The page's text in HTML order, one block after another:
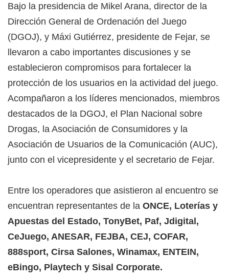
Bajo la presidencia de Mikel Arana, director de la
Dirección General de Ordenación del Juego
(DGOJ), y Máxi Gutiérrez, presidente de Fejar, se
llevaron a cabo importantes discusiones y se
establecieron compromisos para fortalecer la
protección de los usuarios en la actividad del juego.
Acompañaron a los líderes mencionados, miembros
destacados de la DGOJ, el Plan Nacional sobre
Drogas, la Asociación de Consumidores y la
Asociación de Usuarios de la Comunicación (AUC),
junto con el vicepresidente y el secretario de Fejar.
Entre los operadores que asistieron al encuentro se
encuentran representantes de la ONCE, Loterías y
Apuestas del Estado, TonyBet, Paf, Jdigital,
CeJuego, ANESAR, FEJBA, CEJ, COFAR,
888sport, Cirsa Salones, Winamax, ENTEIN,
eBingo, Playtech y Sisal Corporate.